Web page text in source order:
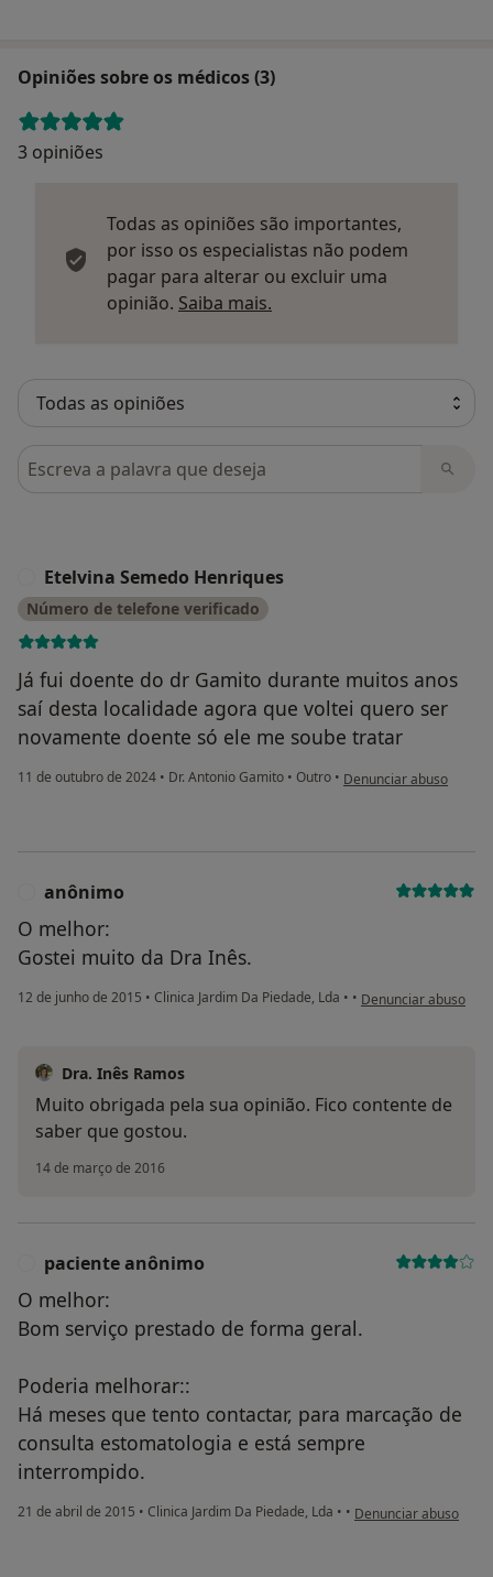
Opiniões sobre os médicos (3)
3 opiniões
Todas as opiniões são importantes,
por isso os especialistas não podem
pagar para alterar ou excluir uma
opinião. Saiba mais.
Pesquisar em opiniões
Etelvina Semedo Henriques
Número de telefone verificado
Já fui doente do dr Gamito durante muitos anos
saí desta localidade agora que voltei quero ser
novamente doente só ele me soube tratar
11 de outubro de 2024 • Dr. Antonio Gamito • Outro • na opinião do utilizador
Denunciar abuso
anônimo
O melhor:
Gostei muito da Dra Inês.
12 de junho de 2015 • Clinica Jardim Da Piedade, Lda • • na opinião do
Denunciar abuso
Dra. Inês Ramos
Muito obrigada pela sua opinião. Fico contente de
saber que gostou.
14 de março de 2016
paciente anônimo
O melhor:
Bom serviço prestado de forma geral.
Poderia melhorar::
Há meses que tento contactar, para marcação de
consulta estomatologia e está sempre
interrompido.
21 de abril de 2015 • Clinica Jardim Da Piedade, Lda • • na opinião do
Denunciar abuso